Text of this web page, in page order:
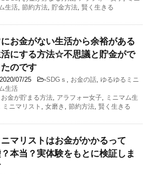
生活 節約方法 貯金方法 賢く生きる
お金がない生活から余裕がある
にする方法☆不思議と貯金がで
たのです
2020/07/25 -SDGｓ お金の話 ゆるゆるミニ
生活
お金が貯まる方法 アラフォー女子
ミニマム生
ミニマリスト 女磨き 節約方法 賢く生きる
ニマリストはお金がかかるって
？本当？実体験をもとに検証しま